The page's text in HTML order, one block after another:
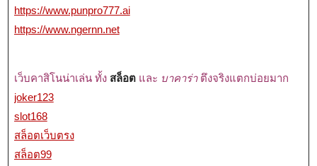
https://www.punpro777.ai
https://www.ngernn.net
เว็บคาสิโนน่าเล่น ทั้ง สล็อตและ บาคาร่าตึงจริงแตกบ่อยมาก
joker123
slot168
สล็อตเว็บตรง
สล็อต99